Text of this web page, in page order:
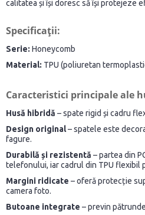
calitatea și își doresc să își protejeze
Specificații:
Serie: Honeycomb
Material: TPU (poliuretan
Caracteristici principale ale
Husă hibridă – spate rigid și cadru
Design original– spatele este
fagure.
Durabilă și rezistentă – partea din
telefonului, iar cadrul din TPU flexibil
Margini ridicate – oferă protecție
camera foto.
Butoane integrate – previn